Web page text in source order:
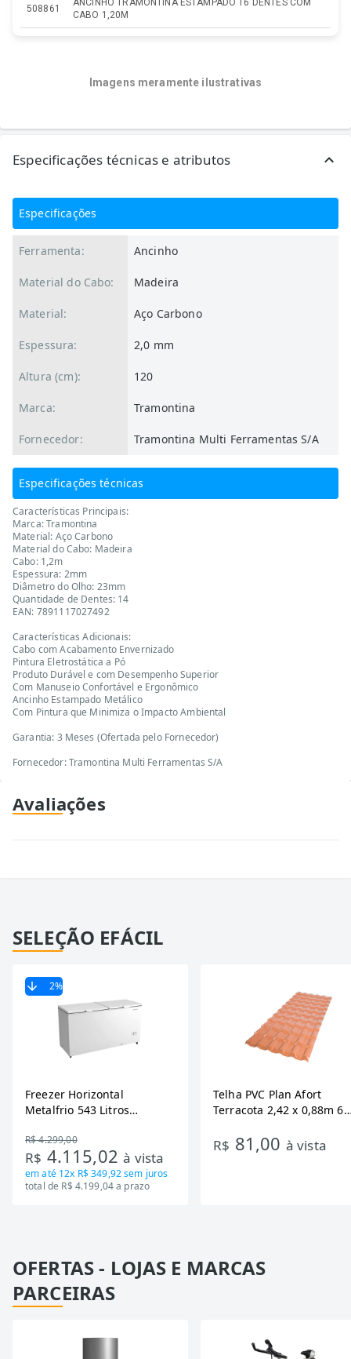
508861
ANCINHO TRAMONTINA ESTAMPADO 16 DENTES COM
CABO 1,20M
Imagens meramente ilustrativas
Especificações técnicas e atributos
Especificações
Ferramenta: Ancinho
Material do Cabo: Madeira
Material: Aço Carbono
Espessura: 2,0 mm
Altura (cm): 120
Marca: Tramontina
Fornecedor: Tramontina Multi Ferramentas S/A
Especificações técnicas
Características Principais:
Marca: Tramontina
Material: Aço Carbono
Material do Cabo: Madeira
Cabo: 1,2m
Espessura: 2mm
Diâmetro do Olho: 23mm
Quantidade de Dentes: 14
EAN: 7891117027492
Características Adicionais:
Cabo com Acabamento Envernizado
Pintura Eletrostática a Pó
Produto Durável e com Desempenho Superior
Com Manuseio Confortável e Ergonômico
Ancinho Estampado Metálico
Com Pintura que Minimiza o Impacto Ambiental
Garantia: 3 Meses (Ofertada pelo Fornecedor)
Fornecedor: Tramontina Multi Ferramentas S/A
Avaliações
SELEÇÃO EFÁCIL
2%
Freezer Horizontal
Metalfrio 543 Litros
Tecnologia Inverter, Branco,
Bivolt
R$ 4.299,00
R$ 4.115,02à vista
em até 12x R$ 349,92sem juros
total de R$ 4.199,04 a prazo
Telha PVC Plan Afort
Terracota 2,42 x 0,88m 6
R$ 81,00 à vista
OFERTAS - LOJAS E MARCAS
PARCEIRAS